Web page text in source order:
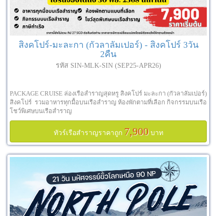
สิงคโปร์-มะละกา (กัวลาลัมเปอร์) - สิงคโปร์ 3วัน
2คืน
รหัส SIN-MLK-SIN (SEP25-APR26)
PACKAGE CRUISE ล่องเรือสำราญสุดหรู สิงคโปร์ มะละกา (กัวลาลัมเปอร์)
สิงคโปร์ รวมอาหารทุกมื้อบนเรือสำราญ ห้องพักตามที่เลือก กิจกรรมบนเรือ
โชว์พิเศษบนเรือสำราญ
ทัวร์เรือสำราญราคาถูก 7,900บาท